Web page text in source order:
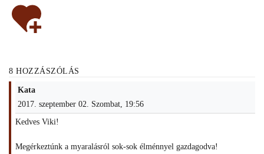
8 HOZZÁSZÓLÁS
Kata
2017. szeptember 02. Szombat, 19:56
Kedves Viki!
Megérkeztúnk a myaralásról sok-sok élménnyel gazdagodva!